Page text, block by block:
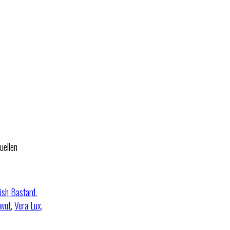
Bastard,
,Vera Lux,